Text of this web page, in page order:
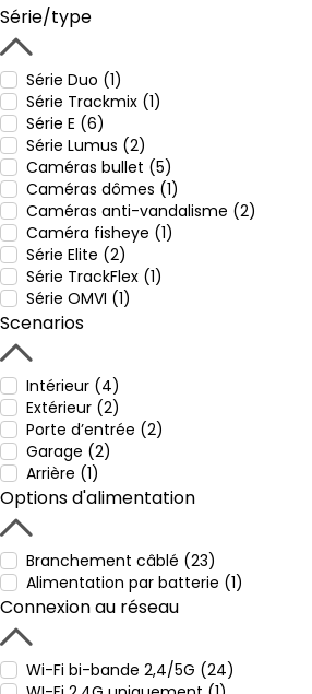
Série/type
Série Duo (1)
Série Trackmix (1)
Série E (6)
Série Lumus (2)
Caméras bullet (5)
Caméras dômes (1)
Caméras anti-vandalisme (2)
Caméra fisheye (1)
Série Elite (2)
Série TrackFlex (1)
Série OMVI (1)
Scenarios
Intérieur (4)
Extérieur (2)
Porte d’entrée (2)
Garage (2)
Arrière (1)
Options d'alimentation
Branchement câblé (23)
Alimentation par batterie (1)
Connexion au réseau
Wi-Fi bi-bande 2,4/5G (24)